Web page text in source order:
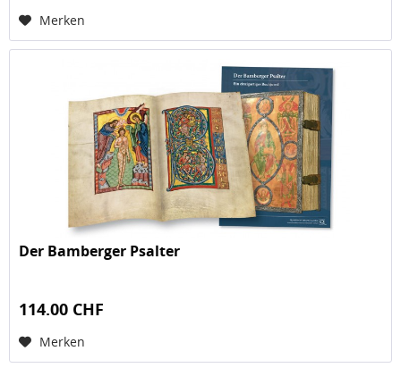
Merken
Der Bamberger Psalter
114.00 CHF
Merken